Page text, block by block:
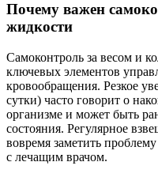
Почему важен
жидкости
Самоконтроль за весом и
ключевых элементов
кровообращения. Резкое
сутки) часто говорит о
организме и может быть
состояния. Регулярное
вовремя заметить
с лечащим врачом.